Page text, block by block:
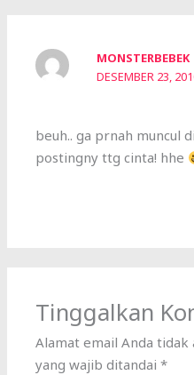
MONSTERBEBEK
DESEMBER 23,
beuh.. ga prnah muncul
postingny ttg cinta! hhe
Tinggalkan
Alamat email Anda tidak
yang wajib ditandai*